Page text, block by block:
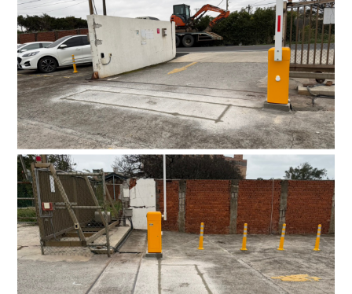
4.車牌辨識收費系統-客製化實績
5.停車收費系統系列實績
6.停車收費系統-地閘式實績
7.人員管制機系列實績
8.長距離讀卡機系列實績
9.車位在席導引系列實績
10.反向尋車系統實績
11.周邊配備-紅綠燈實績